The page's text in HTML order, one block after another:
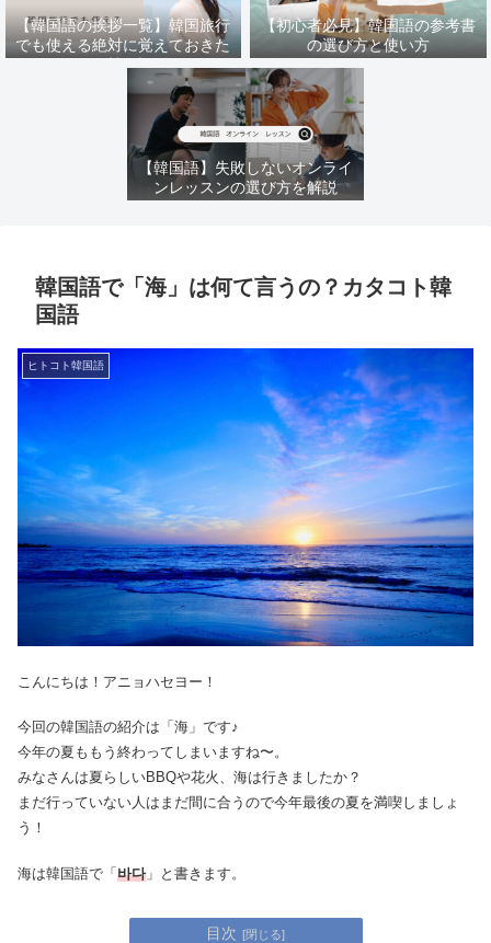
【韓国語の挨拶一覧】韓国旅行
でも使える絶対に覚えておきた
い韓国語
【初心者必見】韓国語の参考書
の選び方と使い方
【韓国語】失敗しないオンライ
ンレッスンの選び方を解説
韓国語で「海」は何て言うの？カタコト韓
国語
ヒトコト韓国語
こんにちは！アニョハセヨー！
今回の韓国語の紹介は「海」です♪
今年の夏ももう終わってしまいますね〜。
みなさんは夏らしいBBQや花火、海は行きましたか？
まだ行っていない人はまだ間に合うので今年最後の夏を満喫しましょ
う！
海は韓国語で「바다」と書きます。
目次